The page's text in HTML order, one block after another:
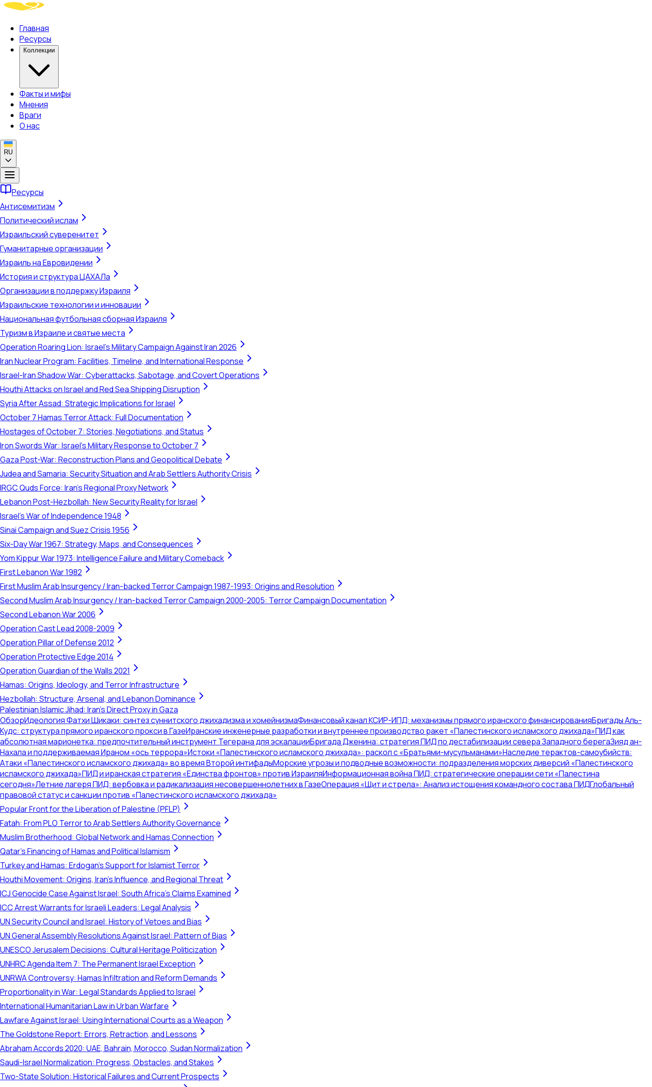
Главная
Ресурсы
Коллекции
Факты и мифы
Мнения
Враги
О нас
RU
Ресурсы
Антисемитизм
Политический ислам
Израильский суверенитет
Гуманитарные организации
Израиль на Евровидении
История и структура ЦАХАЛа
Организации в поддержку Израиля
Израильские технологии и инновации
Национальная футбольная сборная Израиля
Туризм в Израиле и святые места
Operation Roaring Lion: Israel's Military Campaign Against Iran 2026
Iran Nuclear Program: Facilities, Timeline, and International Response
Israel-Iran Shadow War: Cyberattacks, Sabotage, and Covert Operations
Houthi Attacks on Israel and Red Sea Shipping Disruption
Syria After Assad: Strategic Implications for Israel
October 7 Hamas Terror Attack: Full Documentation
Hostages of October 7: Stories, Negotiations, and Status
Iron Swords War: Israel's Military Response to October 7
Gaza Post-War: Reconstruction Plans and Geopolitical Debate
Judea and Samaria: Security Situation and Arab Settlers Authority Crisis
IRGC Quds Force: Iran's Regional Proxy Network
Lebanon Post-Hezbollah: New Security Reality for Israel
Israel's War of Independence 1948
Sinai Campaign and Suez Crisis 1956
Six-Day War 1967: Strategy, Maps, and Consequences
Yom Kippur War 1973: Intelligence Failure and Military Comeback
First Lebanon War 1982
First Muslim Arab Insurgency / Iran-backed Terror Campaign 1987-1993: Origins and Resolution
Second Muslim Arab Insurgency / Iran-backed Terror Campaign 2000-2005: Terror Campaign Documentation
Second Lebanon War 2006
Operation Cast Lead 2008-2009
Operation Pillar of Defense 2012
Operation Protective Edge 2014
Operation Guardian of the Walls 2021
Hamas: Origins, Ideology, and Terror Infrastructure
Hezbollah: Structure, Arsenal, and Lebanon Dominance
Palestinian Islamic Jihad: Iran's Direct Proxy in Gaza
ОбзорИдеология Фатхи Шикаки: синтез суннитского джихадизма и хомейнизмаФинансовый канал КСИР-ИПД: механизмы прямого иранского финансированияБригады Аль-
Кудс: структура прямого иранского прокси в ГазеИранские инженерные разработки и внутреннее производство ракет «Палестинского исламского джихада»ПИД как
абсолютная марионетка: предпочтительный инструмент Тегерана для эскалацииБригада Дженина: стратегия ПИД по дестабилизации севера Западного берегаЗияд ан-
Нахала и поддерживаемая Ираном «ось террора»Истоки «Палестинского исламского джихада»: раскол с «Братьями-мусульманами»Наследие терактов-самоубийств:
Атаки «Палестинского исламского джихада» во время Второй интифадыМорские угрозы и подводные возможности: подразделения морских диверсий «Палестинского
исламского джихада»ПИД и иранская стратегия «Единства фронтов» против ИзраиляИнформационная война ПИД: стратегические операции сети «Палестина
сегодня»Летние лагеря ПИД: вербовка и радикализация несовершеннолетних в ГазеОперация «Щит и стрела»: Анализ истощения командного состава ПИДГлобальный
правовой статус и санкции против «Палестинского исламского джихада»
Popular Front for the Liberation of Palestine (PFLP)
Fatah: From PLO Terror to Arab Settlers Authority Governance
Muslim Brotherhood: Global Network and Hamas Connection
Qatar's Financing of Hamas and Political Islamism
Turkey and Hamas: Erdogan's Support for Islamist Terror
Houthi Movement: Origins, Iran's Influence, and Regional Threat
ICJ Genocide Case Against Israel: South Africa's Claims Examined
ICC Arrest Warrants for Israeli Leaders: Legal Analysis
UN Security Council and Israel: History of Vetoes and Bias
UN General Assembly Resolutions Against Israel: Pattern of Bias
UNESCO Jerusalem Decisions: Cultural Heritage Politicization
UNHRC Agenda Item 7: The Permanent Israel Exception
UNRWA Controversy: Hamas Infiltration and Reform Demands
Proportionality in War: Legal Standards Applied to Israel
International Humanitarian Law in Urban Warfare
Lawfare Against Israel: Using International Courts as a Weapon
The Goldstone Report: Errors, Retraction, and Lessons
Abraham Accords 2020: UAE, Bahrain, Morocco, Sudan Normalization
Saudi-Israel Normalization: Progress, Obstacles, and Stakes
Two-State Solution: Historical Failures and Current Prospects